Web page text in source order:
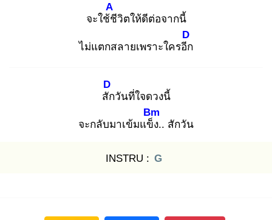
จะใช้ชี
A
วิตให้ดีต่อจากนี้
ไม่แตกสลายเพราะใครอีก
D
สัก
D
วันที่ใจดวงนี้
จะกลับมาเข้มแข็ง
Bm
.. สักวัน
INSTRU : G